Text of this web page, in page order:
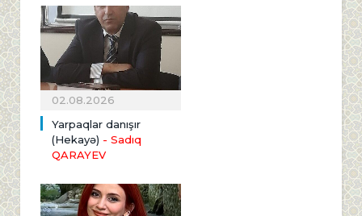
02.08.2026
Yarpaqlar danışır
(Hekayə) - Sadıq
QARAYEV